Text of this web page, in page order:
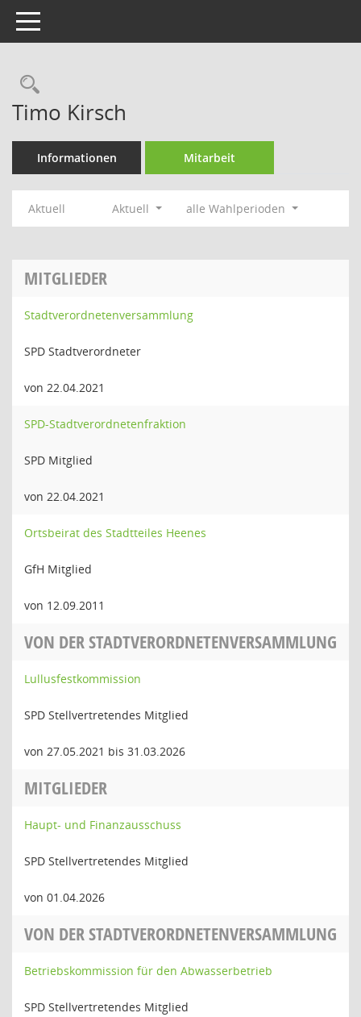
Toggle navigation
Rechercheauswahl
Timo Kirsch
Informationen Mitarbeit
Aktuell Aktuell alle Wahlperioden
MITGLIEDER
Stadtverordnetenversammlung
SPD Stadtverordneter
von 22.04.2021
SPD-Stadtverordnetenfraktion
SPD Mitglied
von 22.04.2021
Ortsbeirat des Stadtteiles Heenes
GfH Mitglied
von 12.09.2011
VON DER STADTVERORDNETENVERSAMMLUNG
Lullusfestkommission
SPD Stellvertretendes Mitglied
von 27.05.2021 bis 31.03.2026
MITGLIEDER
Haupt- und Finanzausschuss
SPD Stellvertretendes Mitglied
von 01.04.2026
VON DER STADTVERORDNETENVERSAMMLUNG
Betriebskommission für den Abwasserbetrieb
SPD Stellvertretendes Mitglied